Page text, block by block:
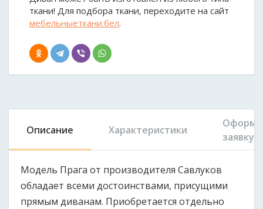
ткани! Для подбора ткани, переходите на сайт
мебельныеткани.бел.
Описание Характеристики
заявку
Модель Прага от производителя Савлуков
обладает всеми достоинствами, присущими
прямым диванам. Приобретается отдельно